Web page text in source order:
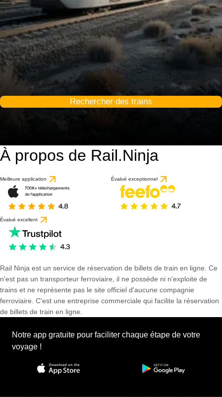
Rechercher des trains
À propos de Rail.Ninja
Meilleure application Évalué exceptionnel
Évalué excellent
Rail Ninja est un service de réservation de billets de train en ligne. Ce
n'est pas un transporteur ferroviaire, il ne possède ni n'exploite de
trains et ne représente pas le site officiel d'aucune compagnie
ferroviaire. C'est une entreprise commerciale qui facilite la réservation
de billets de train en ligne.
Notre app gratuite pour faciliter chaque étape de votre
voyage !